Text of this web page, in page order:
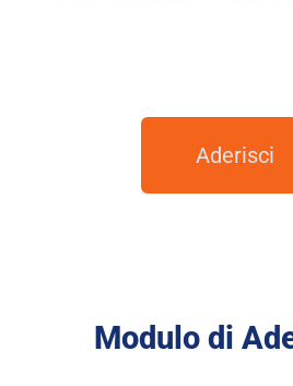
Aderisci
Modulo di